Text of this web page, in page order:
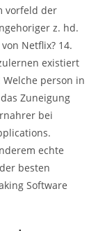
vorfeld der
z. hd.
Netflix? 14.
existiert
person in
Zuneigung
bei
echte
besten
Software